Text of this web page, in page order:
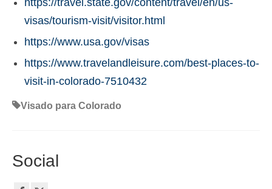
visas/tourism-visit/visitor.html
https://www.usa.gov/visas
https://www.travelandleisure.com/best-places-to-
visit-in-colorado-7510432
Visado para Colorado
Social